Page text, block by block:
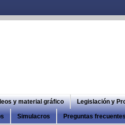
y material gráfico Legislación y
Simulacros Preguntas frecuentes